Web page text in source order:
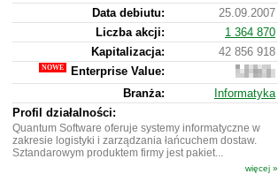
Data debiutu:
25.09.2007
Liczba akcji:
1 364 870
Kapitalizacja:
42 856 918
Enterprise Value:
568
918
Branża:
Informatyka
Profil działalności:
Quantum Software oferuje systemy informatyczne w
zakresie logistyki i zarządzania łańcuchem dostaw.
Sztandarowym produktem firmy jest pakiet...
więcej »